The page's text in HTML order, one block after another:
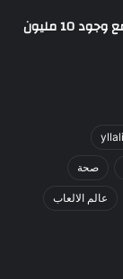
لعبة FC 26 تشهد حالياً واحدة من أفضل حالاتها مع وجود 10 مليون
صحة
عالم الالعاب